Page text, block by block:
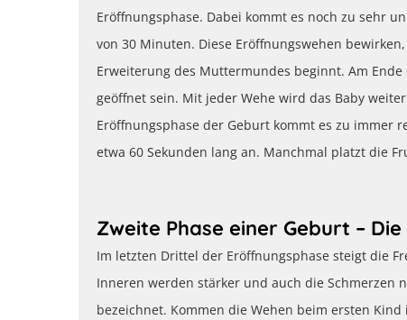
Eröffnungsphase. Dabei kommt es noch zu sehr
von 30 Minuten. Diese Eröffnungswehen
Erweiterung des Muttermundes beginnt. Am
geöffnet sein. Mit jeder Wehe wird das Baby
Eröffnungsphase der Geburt kommt es zu immer
etwa 60 Sekunden lang an. Manchmal platzt die
Zweite Phase einer Geburt –
Im letzten Drittel der Eröffnungsphase steigt die
Inneren werden stärker und auch die Schmerzen
bezeichnet. Kommen die Wehen beim ersten